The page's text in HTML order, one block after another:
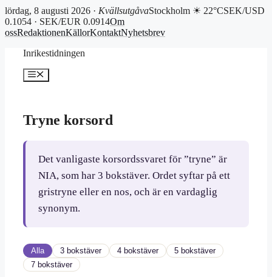
lördag, 8 augusti 2026 · KvällsutgåvaStockholm ☀ 22°CSEK/USD
0.1054 · SEK/EUR 0.0914Om
ossRedaktionenKällorKontaktNyhetsbrev
Inrikestidningen
Meny
Tryne korsord
Det vanligaste korsordssvaret för ”tryne” är
NIA, som har 3 bokstäver. Ordet syftar på ett
gristryne eller en nos, och är en vardaglig
synonym.
Alla 3 bokstäver 4 bokstäver
5 bokstäver
7 bokstäver